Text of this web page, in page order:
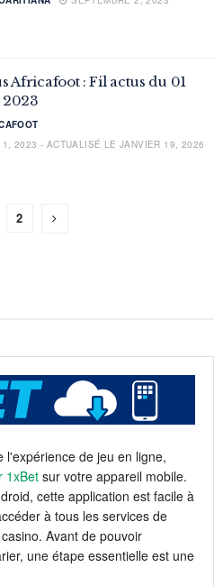
Africafoot : Fil actus du 01
2023
1, 2023 - ACTUALISÉ LE JANVIER 19, 2026
2
l'expérience de jeu en ligne,
1xBet sur votre appareil mobile.
cette application est facile à
à tous les services de
Avant de pouvoir
une étape essentielle est une